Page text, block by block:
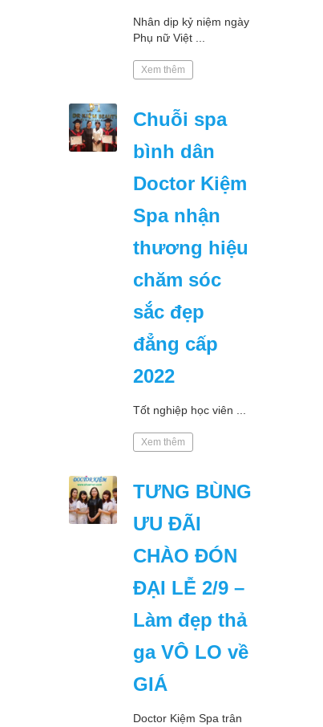
Nhân dịp kỷ niệm ngày
Phụ nữ Việt ...
Xem thêm
Chuỗi spa
bình dân
Doctor Kiệm
Spa nhận
thương hiệu
chăm sóc
sắc đẹp
đẳng cấp
2022
Tốt nghiệp học viên ...
Xem thêm
TƯNG BÙNG
ƯU ĐÃI
CHÀO ĐÓN
ĐẠI LỄ 2/9 –
Làm đẹp thả
ga VÔ LO về
GIÁ
Doctor Kiệm Spa trân